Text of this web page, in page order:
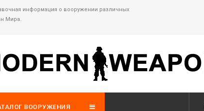
информация о вооружении различных
Мира.
ВООРУЖЕНИЯ